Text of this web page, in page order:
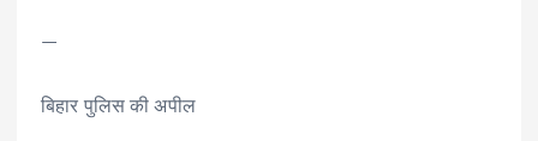
—
बिहार पुलिस की अपील